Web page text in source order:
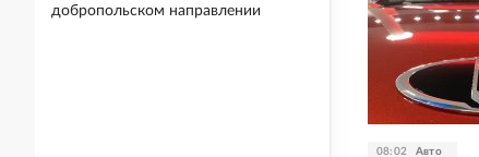
08:02 Авто
добропольском направлении